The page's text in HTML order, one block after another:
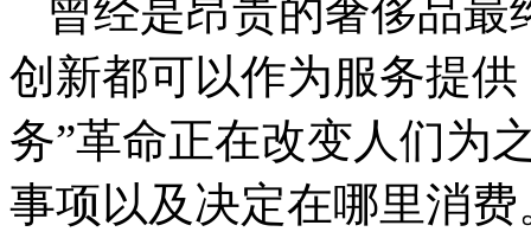
曾经是昂贵的奢侈品
创新都可以作为服务提
务”革命正在改变人们为
事项以及决定在哪里消费